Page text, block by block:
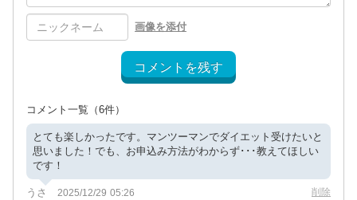
画像を添付
コメントを残す
コメント一覧 （6件）
とても楽しかったです。マンツーマンでダイエット受けたいと
思いました！でも、お申込み方法がわからず･･･教えてほしい
です！
うさ 2025/12/29 05:26 削除